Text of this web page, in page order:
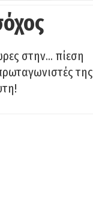
στην… πίεση
της